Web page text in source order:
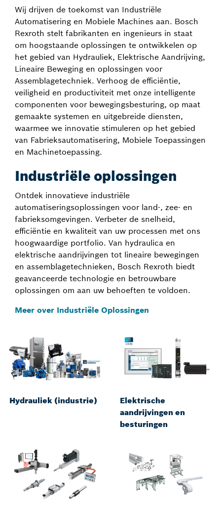
Wij drijven de toekomst van Industriële
Automatisering en Mobiele Machines aan. Bosch
Rexroth stelt fabrikanten en ingenieurs in staat
om hoogstaande oplossingen te ontwikkelen op
het gebied van Hydrauliek, Elektrische Aandrijving,
Lineaire Beweging en oplossingen voor
Assemblagetechniek. Verhoog de efficiëntie,
veiligheid en productiviteit met onze intelligente
componenten voor bewegingsbesturing, op maat
gemaakte systemen en uitgebreide diensten,
waarmee we innovatie stimuleren op het gebied
van Fabrieksautomatisering, Mobiele Toepassingen
en Machinetoepassing.
Industriële oplossingen
Ontdek innovatieve industriële
automatiseringsoplossingen voor land-, zee- en
fabrieksomgevingen. Verbeter de snelheid,
efficiëntie en kwaliteit van uw processen met ons
hoogwaardige portfolio. Van hydraulica en
elektrische aandrijvingen tot lineaire bewegingen
en assemblagetechnieken, Bosch Rexroth biedt
geavanceerde technologie en betrouwbare
oplossingen om aan uw behoeften te voldoen.
Meer over Industriële Oplossingen
Hydrauliek (industrie)
Elektrische
aandrijvingen en
besturingen